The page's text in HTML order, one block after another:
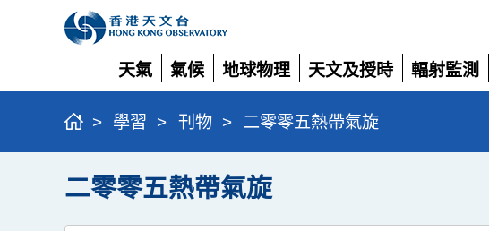
天氣
展
開
氣候
展
開
地球物理
展
開
天文及授時
展
開
輻射監測
展
> 學習 > 刊物 > 二零零五熱帶氣旋
二零零五熱帶氣旋